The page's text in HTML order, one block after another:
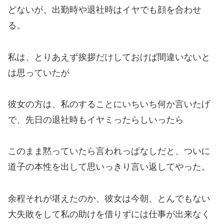
どないが、出勤時や退社時はイヤでも顔を合わせ
る。
私は、とりあえず挨拶だけしておけば間違いないと
は思っていたが
彼女の方は、私のすることにいちいち何か言いたげ
で、先日の退社時もイヤミったらしいったら
このまま黙っていたら言われっぱなしだと、ついに
道子の本性を出して思いっきり言い返してやった。
余程それが堪えたのか、彼女は今朝、
とんでもない
大失敗をして私の助けを借りずには仕事が出来なく